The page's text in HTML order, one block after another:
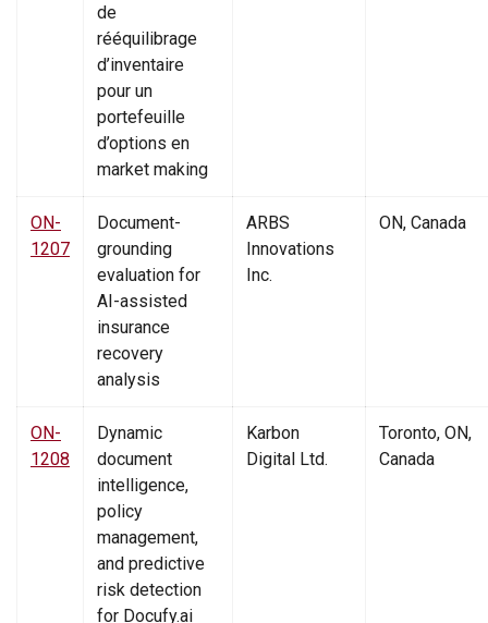
de
rééquilibrage
d’inventaire
pour un
portefeuille
d’options en
market making
ON-
1207
Document-
grounding
evaluation for
AI-assisted
insurance
recovery
analysis
ARBS
Innovations
Inc.
ON, Canada
ON-
1208
Dynamic
document
intelligence,
policy
management,
and predictive
risk detection
for Docufy.ai
Karbon
Digital Ltd.
Toronto, ON,
Canada